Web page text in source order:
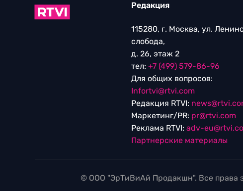
Редакция
115280, г. Москва, ул.
слобода,
д. 26, этаж 2
тел: +7 (499) 579-86-96
Для общих вопросов:
Infortvi@rtvi.com
Редакция RTVI:
Маркетинг/PR: pr@rtvi.com
Реклама RTVI: adv-
Партнерские материалы
© ООО "ЭрТиВиАй Продакшн". Все права